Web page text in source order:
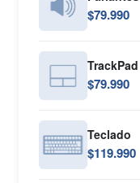
$79.990
TrackPad
$79.990
Teclado
$119.990